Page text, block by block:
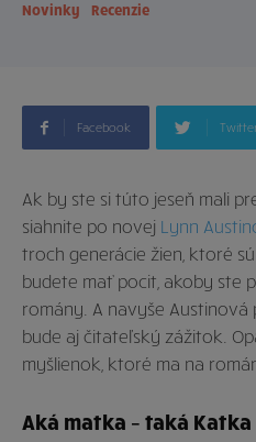
Novinky Recenzie
Facebook
Ak by ste si túto jeseň mali
siahnite po novej Lynn
troch generácie žien, ktoré
budete mať pocit, akoby ste
romány. A navyše
bude aj čitateľský zážitok.
myšlienok, ktoré ma na
Aká matka – taká Katka